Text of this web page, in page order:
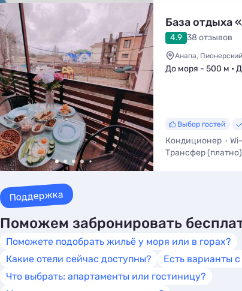
База отдыха
4.9 38 отзывов
Анапа,
До моря - 500 м •
Выбор гостей
Кондиционер
Трансфер (платно)
Поддержка
Поможем забронировать
Поможете подобрать жильё у моря или в горах?
Какие отели сейчас доступны?
Есть варианты
Что выбрать: апартаменты или гостиницу?